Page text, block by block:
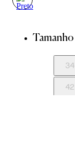
Tamanho
34
42